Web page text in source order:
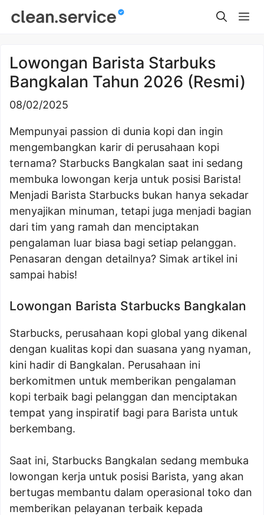
Lowongan Barista Starbuks
Bangkalan Tahun 2026 (Resmi)
08/02/2025
Mempunyai passion di dunia kopi dan ingin
mengembangkan karir di perusahaan kopi
ternama? Starbucks Bangkalan saat ini sedang
membuka lowongan kerja untuk posisi Barista!
Menjadi Barista Starbucks bukan hanya sekadar
menyajikan minuman, tetapi juga menjadi bagian
dari tim yang ramah dan menciptakan
pengalaman luar biasa bagi setiap pelanggan.
Penasaran dengan detailnya? Simak artikel ini
sampai habis!
Lowongan Barista Starbucks Bangkalan
Starbucks, perusahaan kopi global yang dikenal
dengan kualitas kopi dan suasana yang nyaman,
kini hadir di Bangkalan. Perusahaan ini
berkomitmen untuk memberikan pengalaman
kopi terbaik bagi pelanggan dan menciptakan
tempat yang inspiratif bagi para Barista untuk
berkembang.
Saat ini, Starbucks Bangkalan sedang membuka
lowongan kerja untuk posisi Barista, yang akan
bertugas membantu dalam operasional toko dan
memberikan pelayanan terbaik kepada